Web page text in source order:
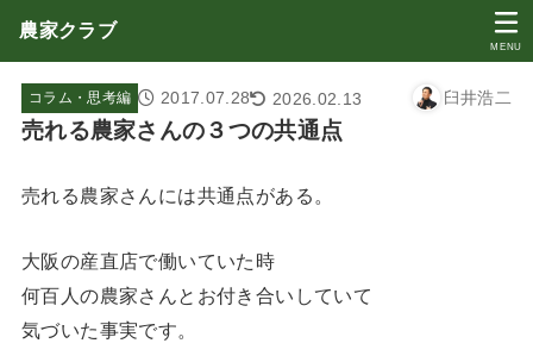
農家クラブ
MENU
コラム・思考編 2017.07.28 2026.02.13 臼井浩二
売れる農家さんの３つの共通点
売れる農家さんには共通点がある。
大阪の産直店で働いていた時
何百人の農家さんとお付き合いしていて
気づいた事実です。